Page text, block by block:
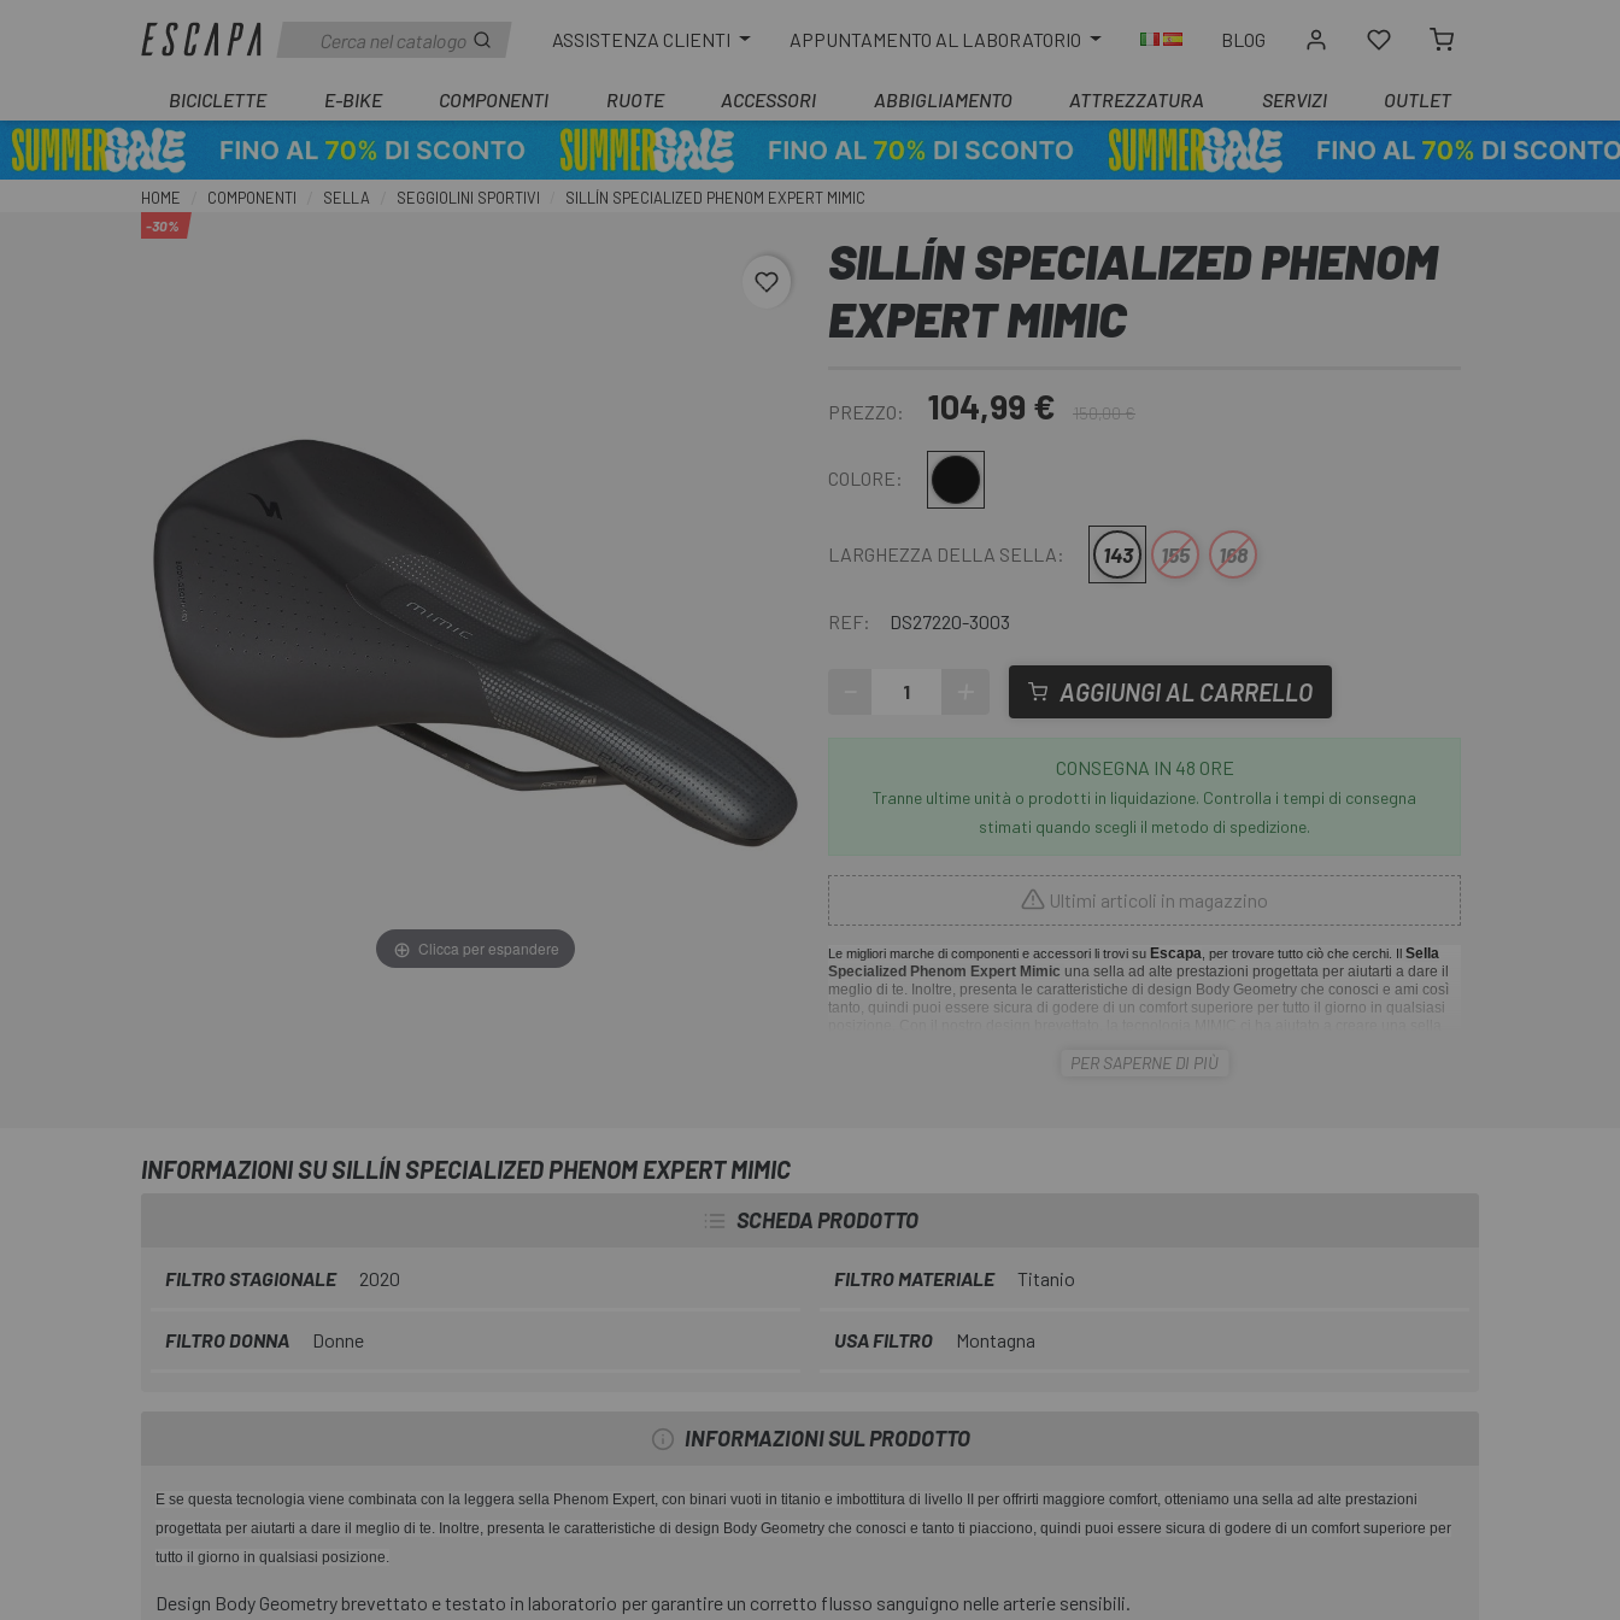
ASSISTENZA CLIENTI APPUNTAMENTO AL LABORATORIO BLOG
BICICLETTE E-BIKE COMPONENTI RUOTE ACCESSORI ABBIGLIAMENTO ATTREZZATURA SERVIZI OUTLET
HOME COMPONENTI SELLA SEGGIOLINI SPORTIVI SILLÍN SPECIALIZED PHENOM EXPERT MIMIC
favorite_border
-30%
Clicca per espandere
SILLÍN SPECIALIZED PHENOM
EXPERT MIMIC
PREZZO: 104,99 € 150,00 €
COLORE: Nero
LARGHEZZA DELLA SELLA: 143 155 168
REF: DS27220-3003
AGGIUNGI AL CARRELLO
CONSEGNA IN 48 ORE
Tranne ultime unità o prodotti in liquidazione. Controlla i tempi di consegna
stimati quando scegli il metodo di spedizione.
Ultimi articoli in magazzino
Le migliori marche di componenti e accessori li trovi su Escapa , per trovare tutto ciò che cerchi. Il Sella
Specialized Phenom Expert Mimic una sella ad alte prestazioni progettata per aiutarti a dare il
meglio di te. Inoltre, presenta le caratteristiche di design Body Geometry che conosci e ami così
tanto, quindi puoi essere sicura di godere di un comfort superiore per tutto il giorno in qualsiasi
PER SAPERNE DI PIÙ
INFORMAZIONI SU SILLÍN SPECIALIZED PHENOM EXPERT MIMIC
SCHEDA PRODOTTO
FILTRO STAGIONALE 2020 FILTRO MATERIALE Titanio
FILTRO DONNA Donne USA FILTRO Montagna
INFORMAZIONI SUL PRODOTTO
E se questa tecnologia viene combinata con la leggera sella Phenom Expert, con binari vuoti in titanio e imbottitura di livello II per offrirti maggiore comfort, otteniamo una sella ad alte prestazioni
progettata per aiutarti a dare il meglio di te. Inoltre, presenta le caratteristiche di design Body Geometry che conosci e tanto ti piacciono, quindi puoi essere sicura di godere di un comfort superiore per
tutto il giorno in qualsiasi posizione.
Design Body Geometry brevettato e testato in laboratorio per garantire un corretto flusso sanguigno nelle arterie sensibili.